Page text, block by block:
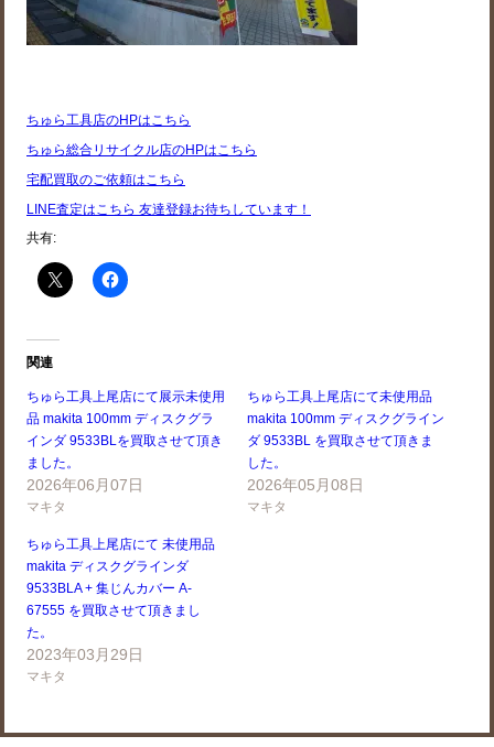
ちゅら工具店のHPはこちら
ちゅら総合リサイクル店のHPはこちら
宅配買取のご依頼はこちら
LINE査定はこちら 友達登録お待ちしています！
共有:
関連
ちゅら工具上尾店にて展示未使用
品 makita 100mm ディスクグラ
インダ 9533BLを買取させて頂き
ました。
2026年06月07日
マキタ
ちゅら工具上尾店にて未使用品
makita 100mm ディスクグライン
ダ 9533BL を買取させて頂きま
した。
2026年05月08日
マキタ
ちゅら工具上尾店にて 未使用品
makita ディスクグラインダ
9533BLA + 集じんカバー A-
67555 を買取させて頂きまし
た。
2023年03月29日
マキタ